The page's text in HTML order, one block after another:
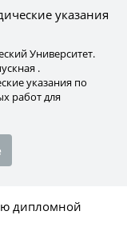
указания
Университет.
.
указания по
работ для
дипломной